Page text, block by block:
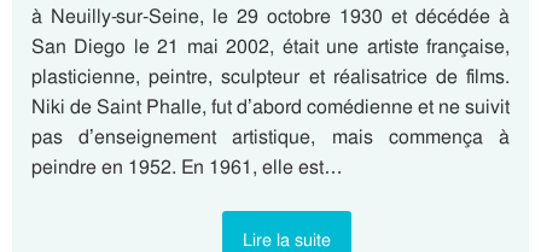
à Neuilly-sur-Seine, le 29 octobre 1930 et décédée à
San Diego le 21 mai 2002, était une artiste française,
plasticienne, peintre, sculpteur et réalisatrice de films.
Niki de Saint Phalle, fut d’abord comédienne et ne suivit
pas d’enseignement artistique, mais commença à
peindre en 1952. En 1961, elle est…
Lire la suite